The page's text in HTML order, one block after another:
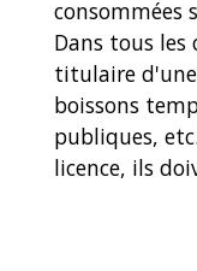
consommées
Dans tous
titulaire d'une
boissons
publiques,
licence, ils